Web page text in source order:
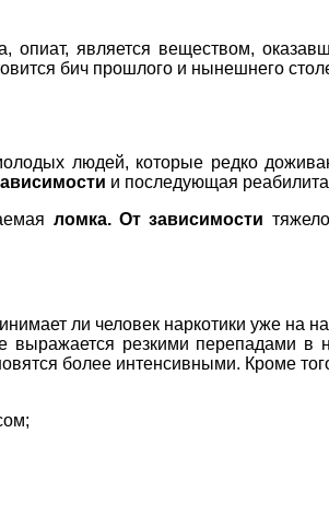
опиат, является веществом,
бич прошлого и нынешнего
людей, которые редко
и последующая
ломка. От зависимости
ли человек наркотики уже на
резкими перепадами в
более интенсивными. Кроме